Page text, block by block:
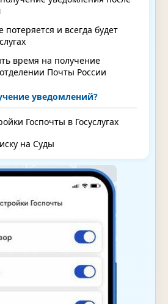
и всегда будет
время на получение
Почты России
уведомлений?
Госпочты в Госуслугах
на Суды